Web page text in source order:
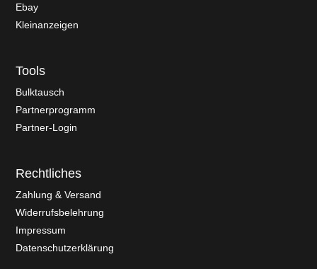
Ebay
Kleinanzeigen
Tools
Bulktausch
Partnerprogramm
Partner-Login
Rechtliches
Zahlung & Versand
Widerrufsbelehrung
Impressum
Datenschutzerklärung